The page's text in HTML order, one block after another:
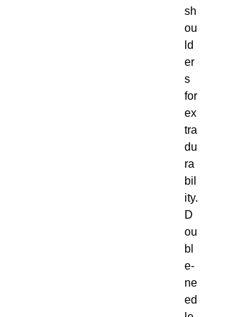
sh
ou
ld
er
s
for
ex
tra
du
ra
bil
ity.
D
ou
bl
e-
ne
ed